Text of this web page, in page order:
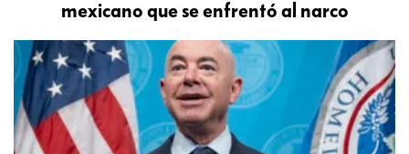
mexicano que se enfrentó al narco